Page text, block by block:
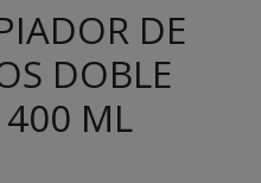
DE
DOBLE
ML